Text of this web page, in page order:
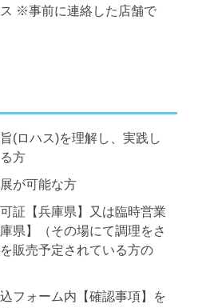
※事前に連絡した店舗で
(ロハス)を理解し、実践し
方
が可能な方
証【兵庫県】又は臨時営業
県】（その場にて調理をさ
販売予定されている方の
フォーム内【確認事項】を